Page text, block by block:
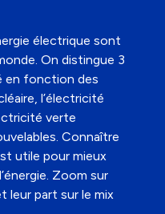
électrique sont
On distingue 3
en fonction des
l’électricité
verte
Connaître
utile pour mieux
Zoom sur
leur part sur le mix